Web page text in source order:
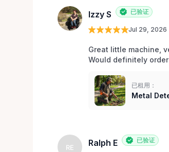
Izzy S 已验证
Jul 29, 2026
Great little machine,
Would definitely
已租用：
Metal
RE Ralph E 已验证